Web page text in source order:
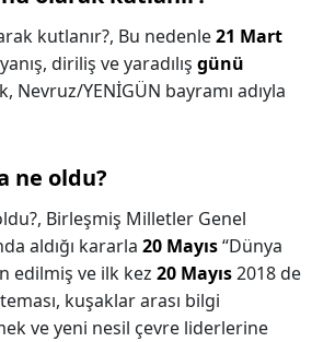
kutlanır?, Bu nedenle21 Mart
diriliş ve yaradılış günü
Nevruz/YENİGÜN bayramı adıyla
ne oldu?
Birleşmiş Milletler Genel
aldığı kararla 20 Mayıs“Dünya
edilmiş ve ilk kez 20 Mayıs2018 de
teması, kuşaklar arası bilgi
ve yeni nesil çevre liderlerine